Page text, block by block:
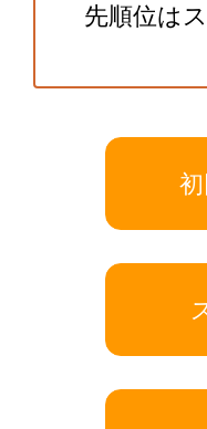
先順位は